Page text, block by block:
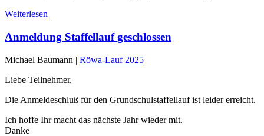
Weiterlesen
Anmeldung Staffellauf geschlossen
Michael Baumann | Röwa-Lauf 2025
Liebe Teilnehmer,
Die Anmeldeschluß für den Grundschulstaffellauf ist leider erreicht.
Ich hoffe Ihr macht das nächste Jahr wieder mit.
Danke